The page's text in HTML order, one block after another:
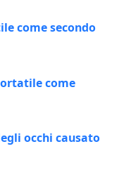
come secondo
come
occhi causato